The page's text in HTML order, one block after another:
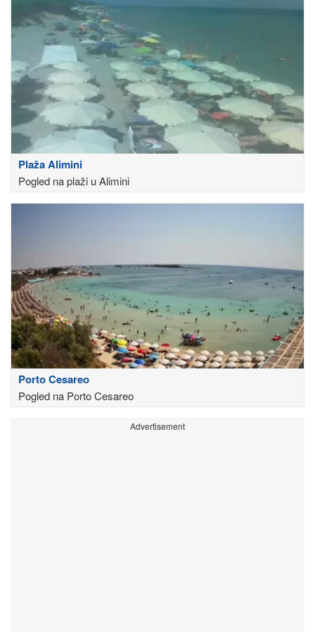
Plaža Alimini
Pogled na plaži u Alimini
Porto Cesareo
Pogled na Porto Cesareo
Advertisement